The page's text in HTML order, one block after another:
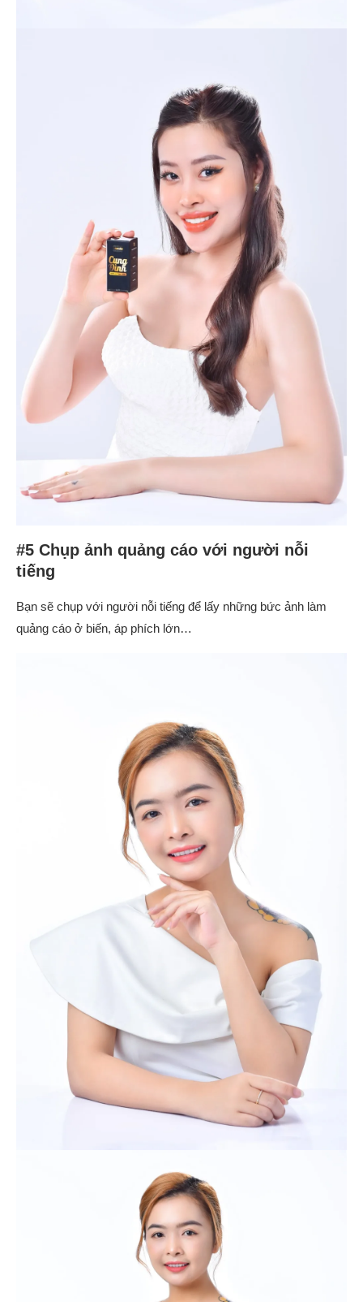
#5 Chụp ảnh quảng cáo với người nỗi
tiếng
Bạn sẽ chụp với người nỗi tiếng để lấy những bức ảnh làm
quảng cáo ở biến, áp phích lớn…